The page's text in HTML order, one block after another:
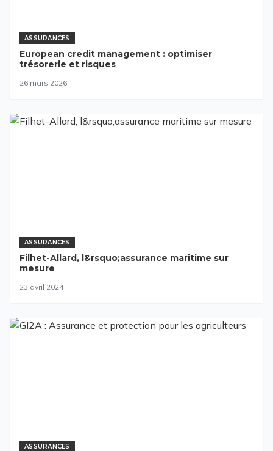
ASSURANCES
European credit management : optimiser
trésorerie et risques
26 mars 2026
ASSURANCES
Filhet-Allard, l&rsquo;assurance maritime sur
mesure
23 avril 2024
ASSURANCES